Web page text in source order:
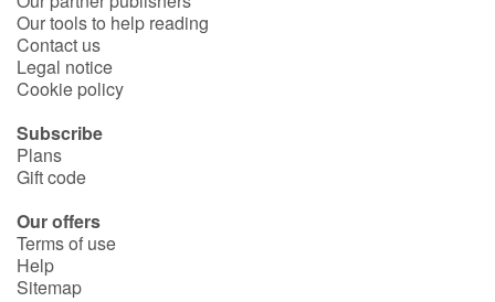
Blog
French book lists for children
Reading for children
Activities and workshops
Our tools to help reading
Contact us
Legal notice
Cookie policy
Subscribe
Plans
Gift code
Our offers
Terms of use
Help
Sitemap